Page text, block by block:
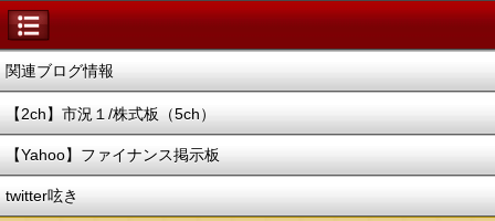
関連ブログ情報
【2ch】市況１/株式板（5ch）
【Yahoo】ファイナンス掲示板
twitter呟き